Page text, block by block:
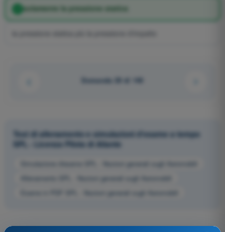
solamente la pressione statica
Domanda 29 di 140
Test di allenamento e simulazioni d'esame a tempo
SPL - Licenza Pilota di Aliante
Simulazione d'esame SPL - Nozioni generali sugli Aeromobili
Allenamento SPL - Nozioni generali sugli Aeromobili
Esame in PDF SPL - Nozioni generali sugli Aeromobili